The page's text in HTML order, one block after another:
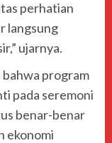
perhatian
langsung
ujarnya.
bahwa program
pada seremoni
benar-benar
ekonomi